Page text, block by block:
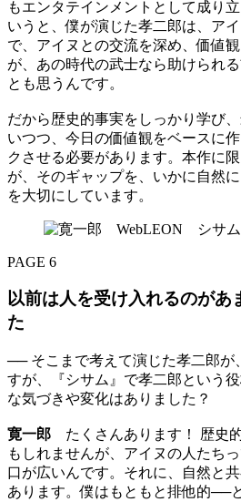
もエンタテインメントとして成り
いうと、僕が演じた孝二郎は、ア
で、アイヌとの交流を深め、価値
が、あの時代の武士なら助けられ
とも思うんです。
だから歴史的事実をしっかり学び
いつつ、今日の価値観をベースに
クさせる必要があります。本作に
が、そのギャップを、いかに自然
を大切にしています。
PAGE 6
以前は人を受け入れるのがあ
た
── そこまで考えて演じた孝二郎が
すが、『シサム』で孝二郎という
な気づきや変化はありました？
寛一郎 たくさんあります！ 歴史
もしれませんが、アイヌの人たち
口が広いんです。それに、自然と
あります。僕はもともと排他的──